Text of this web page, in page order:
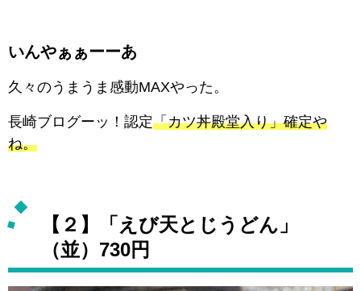
いんやぁぁーーあ
久々のうまうま感動MAXやった。
長崎ブログーッ！認定「カツ丼殿堂入り」確定や
ね。
【２】「えび天とじうどん」
（並）730円